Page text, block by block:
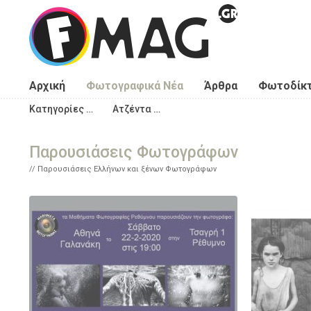
Παράκαμψη προς το κυρίως περιεχόμενο
Αρχική Φωτογραφικά Νέα Άρθρα
Κατηγορίες … Ατζέντα …
Παρουσιάσεις Φωτογράφων
Παρουσιάσεις Ελλήνων και ξένων Φωτογράφων
Σελίδες